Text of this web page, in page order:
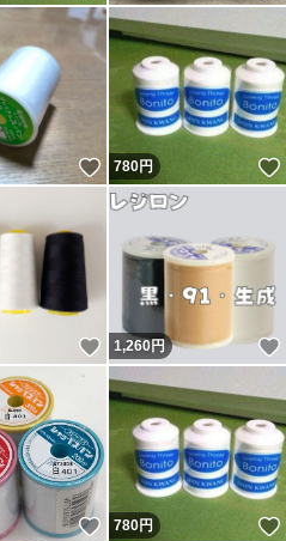
いいね！
780円
いいね！
1,260円
いいね！
780円